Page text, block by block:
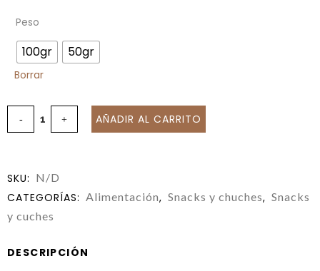
Peso
100gr 50gr
Borrar
AÑADIR AL CARRITO
SKU: N/D
CATEGORÍAS: Alimentación, Snacks y chuches, Snacks
y cuches
DESCRIPCIÓN